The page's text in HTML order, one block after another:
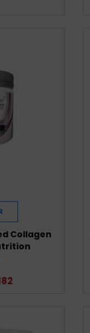
Collagen